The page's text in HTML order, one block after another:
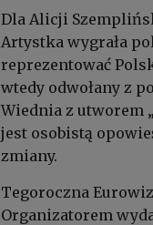
Dla Alicji
Artystka wygrała
reprezentować
wtedy odwołany z
Wiednia z utworem
jest osobistą
zmiany.
Tegoroczna
Organizatorem